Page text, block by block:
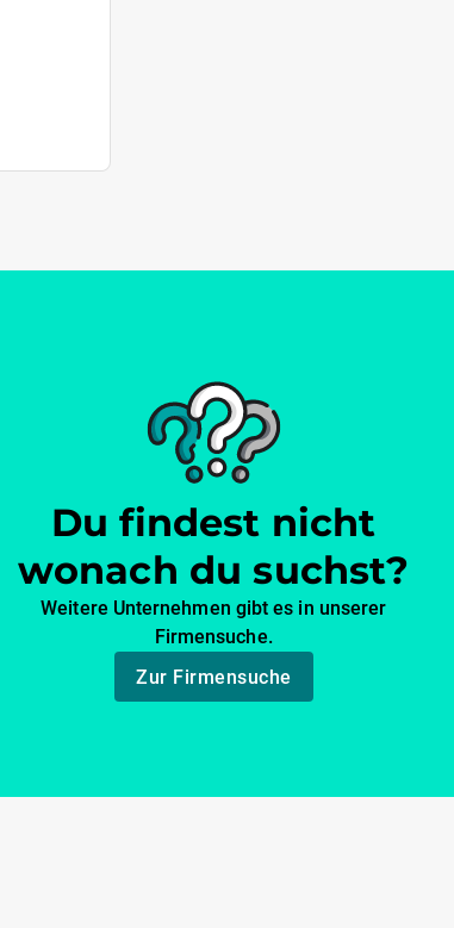
Du findest nicht
wonach du suchst?
Weitere Unternehmen gibt es in unserer
Firmensuche.
Zur Firmensuche